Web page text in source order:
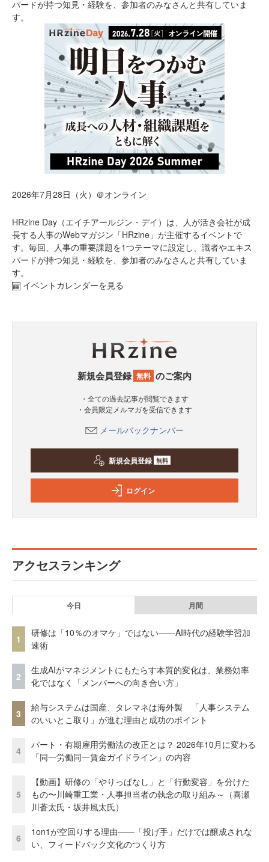
パードが持つ知見・経験を、参加者のみなさんと共有していま
す。
2026年7月28日（火）＠オンライン
HRzine Day（エイチアールジン・デイ）は、人が活き会社が成
長する人事のWebマガジン「HRzine」が主催するイベントで
す。毎回、人事の重要課題を1つテーマに設定し、識者やエキス
パードが持つ知見・経験を、参加者のみなさんと共有していま
す。
イベントカレンダーを見る
新規会員登録 無料 のご案内
・全ての過去記事が閲覧できます
・会員限定メルマガを受信できます
メールバックナンバー
新規会員登録 無料
ログイン
アクセスランキング
今日 月間
1
研修は「10％のオマケ」ではない——AI時代の経験学習加
速術
2
生成AIがマネジメントにもたらす本質的変化は、業務効率
化ではなく「メンバーへの向き合い方」
3
給与システムは国産、タレマネは海外製 「人事システム
のいいとこ取り」が進む理由と成功のポイント
4
パート・有期雇用労働法の改正とは？ 2026年10月に変わる
「同一労働同一賃金ガイドライン」の内容
5
【動画】研修の「やりっぱなし」と「行動変容」を分けた
もの〜川崎重工業・人事担当者の執念の取り組み～（喜瀬
川蒼太氏・坂井風太氏）
6
1on1が空回りする理由——「投げ手」だけでは醸成されな
い、フィードバック文化のつくり方